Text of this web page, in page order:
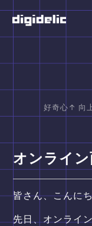
好奇心↑ 向
オンライン
皆さん、こんに
先日、オンライ